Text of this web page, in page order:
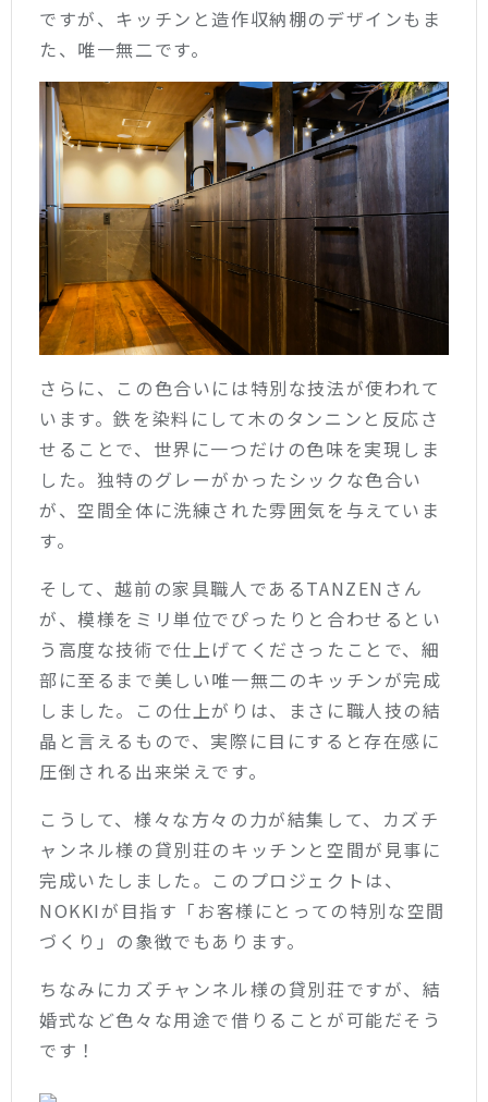
ですが、キッチンと造作収納棚のデザインもま
た、唯一無二です。
さらに、この色合いには特別な技法が使われて
います。鉄を染料にして木のタンニンと反応さ
せることで、世界に一つだけの色味を実現しま
した。独特のグレーがかったシックな色合い
が、空間全体に洗練された雰囲気を与えていま
す。
そして、越前の家具職人であるTANZENさん
が、模様をミリ単位でぴったりと合わせるとい
う高度な技術で仕上げてくださったことで、細
部に至るまで美しい唯一無二のキッチンが完成
しました。この仕上がりは、まさに職人技の結
晶と言えるもので、実際に目にすると存在感に
圧倒される出来栄えです。
こうして、様々な方々の力が結集して、カズチ
ャンネル様の貸別荘のキッチンと空間が見事に
完成いたしました。このプロジェクトは、
NOKKIが目指す「お客様にとっての特別な空間
づくり」の象徴でもあります。
ちなみにカズチャンネル様の貸別荘ですが、結
婚式など色々な用途で借りることが可能だそう
です！